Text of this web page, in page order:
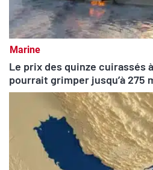
Marine
Le prix des quinze cuirassés
pourrait grimper jusqu’à 275